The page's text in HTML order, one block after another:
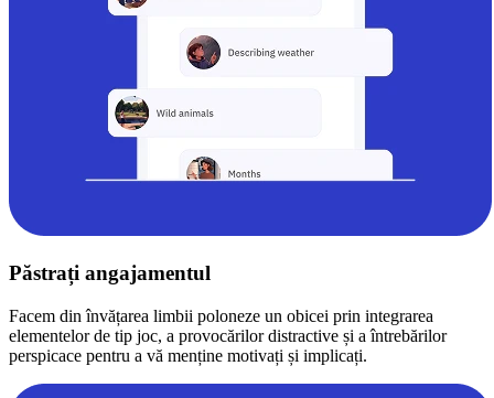
Păstrați angajamentul
Facem din învățarea limbii poloneze un obicei prin integrarea
elementelor de tip joc, a provocărilor distractive și a întrebărilor
perspicace pentru a vă menține motivați și implicați.